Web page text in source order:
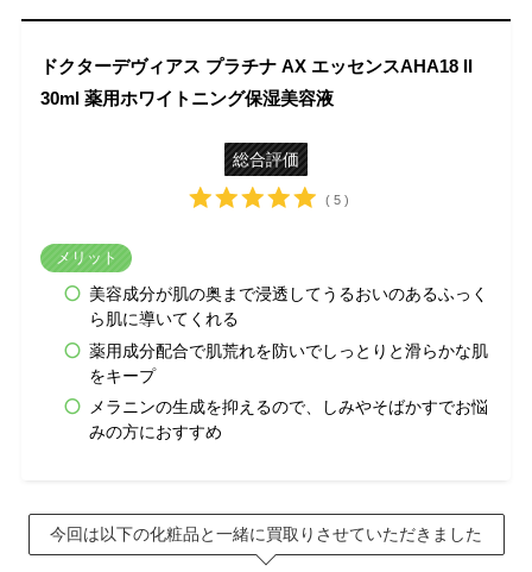
ドクターデヴィアス プラチナ AX エッセンスAHA18 II
30ml 薬用ホワイトニング保湿美容液
総合評価
( 5 )
メリット
美容成分が肌の奥まで浸透してうるおいのあるふっく
ら肌に導いてくれる
薬用成分配合で肌荒れを防いでしっとりと滑らかな肌
をキープ
メラニンの生成を抑えるので、しみやそばかすでお悩
みの方におすすめ
今回は以下の化粧品と一緒に買取りさせていただきました